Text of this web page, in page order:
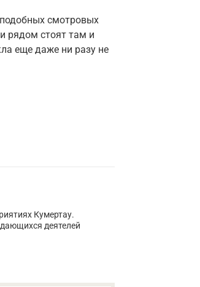
смотровых
рядом стоят там и
еще даже ни разу не
Кумертау.
деятелей